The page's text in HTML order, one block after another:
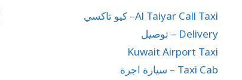
Al Taiyar Call Taxi– كيو تاكسي
Delivery – توصيل
Kuwait Airport Taxi
Taxi Cab – سيارة اجرة